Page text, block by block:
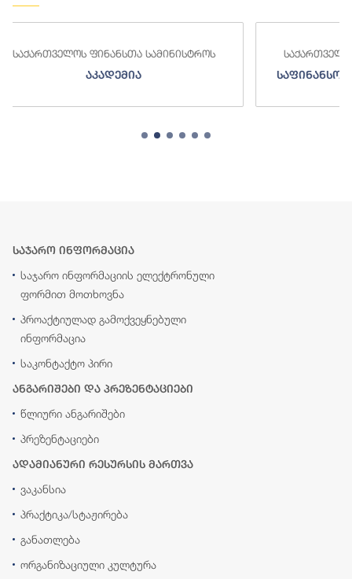
საქართველოს ფინანსთა სამინისტროს
საფინანსო-ანალიტიკური სამსახური
საჯარო ინფორმაცია
საჯარო ინფორმაციის ელექტრონული
ფორმით მოთხოვნა
პროაქტიულად გამოქვეყნებული
ინფორმაცია
საკონტაქტო პირი
ანგარიშები და პრეზენტაციები
წლიური ანგარიშები
პრეზენტაციები
ადამიანური რესურსის მართვა
ვაკანსია
პრაქტიკა/სტაჟირება
განათლება
ორგანიზაციული კულტურა